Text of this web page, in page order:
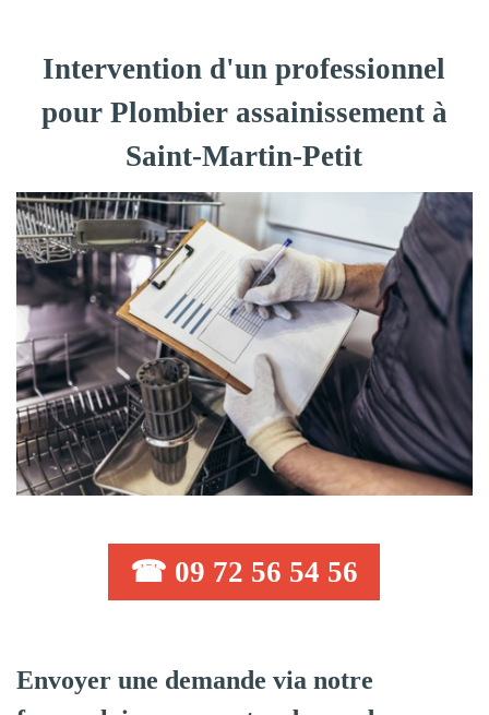
Intervention d'un professionnel
pour Plombier assainissement à
Saint-Martin-Petit
☎ 09 72 56 54 56
Envoyer une demande via notre